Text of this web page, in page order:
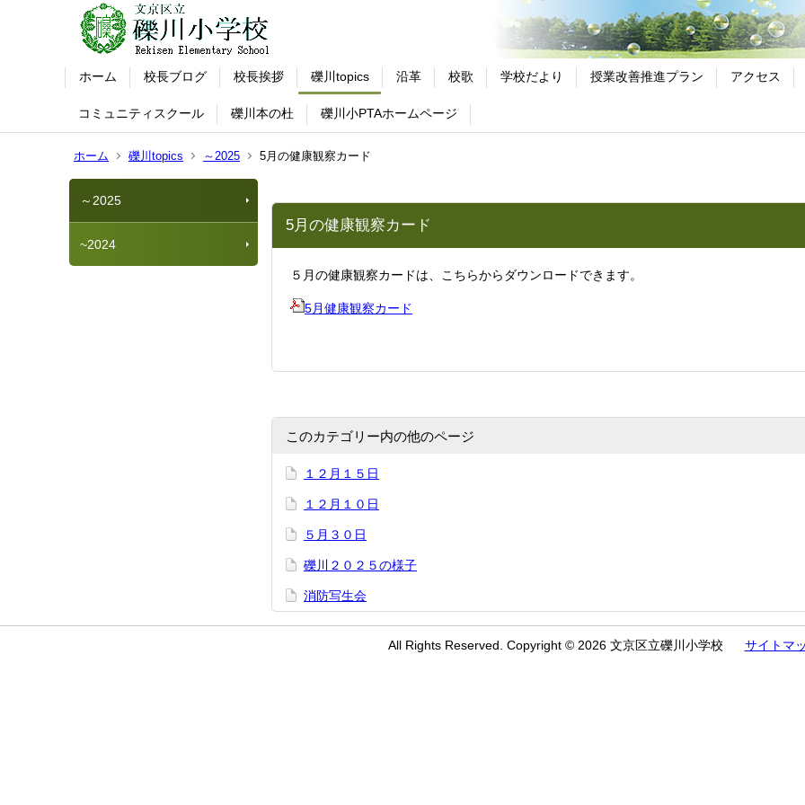
ホーム 校長ブログ 校長挨拶 礫川topics 沿革 校歌 学校だより 授業改善推進プラン アクセス
コミュニティスクール 礫川本の杜 礫川小PTAホームページ
ホーム 礫川topics ～2025 5月の健康観察カード
～2025
~2024
5月の健康観察カード
５月の健康観察カードは、こちらからダウンロードできます。
5月健康観察カード
このカテゴリー内の他のページ
１２月１５日
１２月１０日
５月３０日
礫川２０２５の様子
消防写生会
All Rights Reserved. Copyright © 2026 文京区立礫川小学校 サイトマ